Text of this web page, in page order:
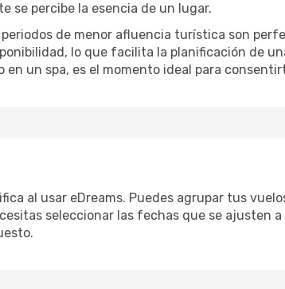
se percibe la esencia de un lugar.
periodos de menor afluencia turística son
lo que facilita la planificación de
un spa, es el momento ideal para
al usar eDreams. Puedes agrupar tus
seleccionar las fechas que se ajusten